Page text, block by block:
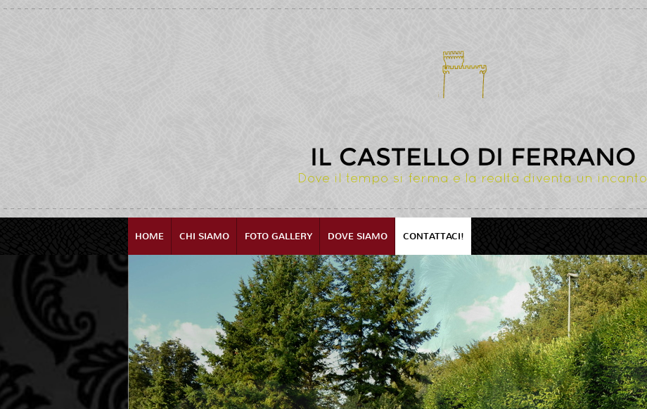
IL CASTELLO DI FERRANO
Dove il tempo si ferma e la realtà diventa un incanto
HOME CHI SIAMO FOTO GALLERY DOVE SIAMO CONTATTACI!